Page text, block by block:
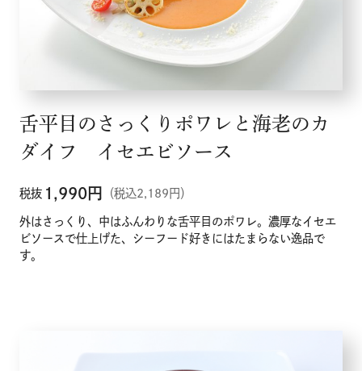
舌平目のさっくりポワレと海老のカ
ダイフ イセエビソース
税抜 1,990円 （税込2,189円）
外はさっくり、中はふんわりな舌平目のポワレ。濃厚なイセエ
ビソースで仕上げた、シーフード好きにはたまらない逸品で
す。